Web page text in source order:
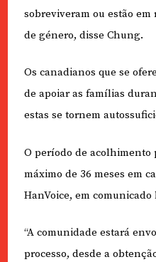
sobreviveram ou estão
de género, disse Chung.
Os canadianos que se
de apoiar as famílias
estas se tornem
O período de acolhimento
máximo de 36 meses em
HanVoice, em
“A comunidade estará
processo, desde a